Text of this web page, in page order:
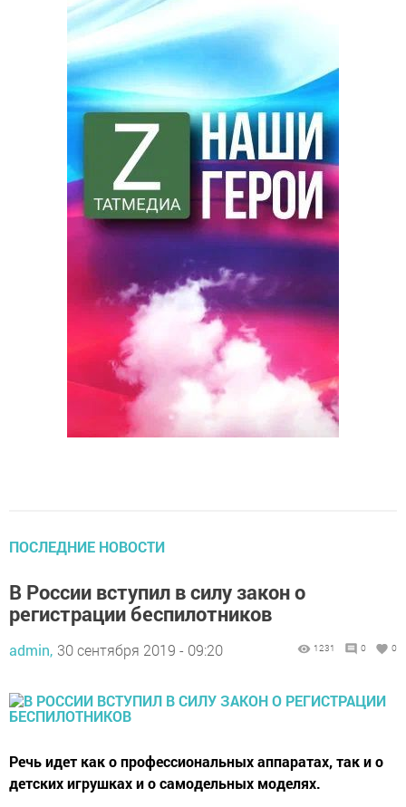
ПОСЛЕДНИЕ НОВОСТИ
В России вступил в силу закон о
регистрации беспилотников
admin, 30 сентября 2019 - 09:20 1231 0 0
Речь идет как о профессиональных аппаратах, так и о
детских игрушках и о самодельных моделях.